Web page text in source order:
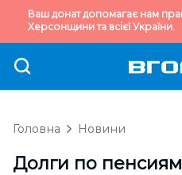
Ваш донат допомагає нам
Херсонщини та всієї України.
Головна Новини
Долги по